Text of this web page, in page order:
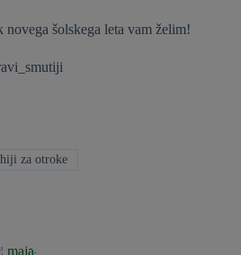
novega šolskega leta vam želim!
za otroke